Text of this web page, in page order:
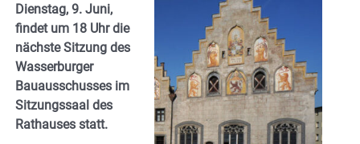
Dienstag, 9. Juni,
findet um 18 Uhr die
nächste Sitzung des
Wasserburger
Bauausschusses im
Sitzungssaal des
Rathauses statt.